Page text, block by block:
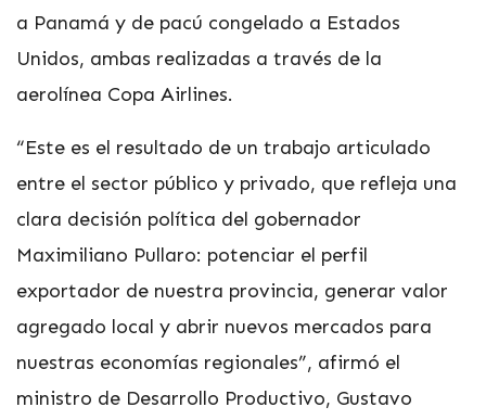
a Panamá y de pacú congelado a Estados
Unidos, ambas realizadas a través de la
aerolínea Copa Airlines.
“Este es el resultado de un trabajo articulado
entre el sector público y privado, que refleja una
clara decisión política del gobernador
Maximiliano Pullaro: potenciar el perfil
exportador de nuestra provincia, generar valor
agregado local y abrir nuevos mercados para
nuestras economías regionales”, afirmó el
ministro de Desarrollo Productivo, Gustavo